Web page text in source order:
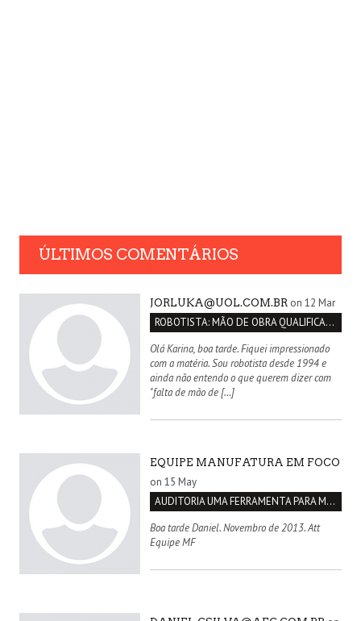
ÚLTIMOS COMENTÁRIOS
JORLUKA@UOL.COM.BR on 12 Mar
ROBOTISTA: MÃO DE OBRA QUALIFICADA INEXISTENTE NO BRASIL
Olá Karina, boa tarde. Fiquei impressionado
com a matéria. Sou robotista desde 1994 e
ainda não entendo o que querem dizer com
"falta de mão de […]
EQUIPE MANUFATURA EM FOCO
on 15 May
AUDITORIA UMA FERRAMENTA PARA MELHORIA CONTÍNUA
Boa tarde Daniel. Novembro de 2013. Att
Equipe MF